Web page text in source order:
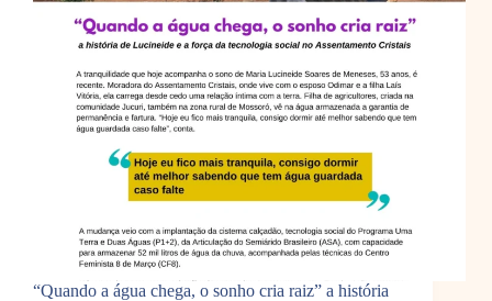
“Quando a água chega, o sonho cria raiz” a história